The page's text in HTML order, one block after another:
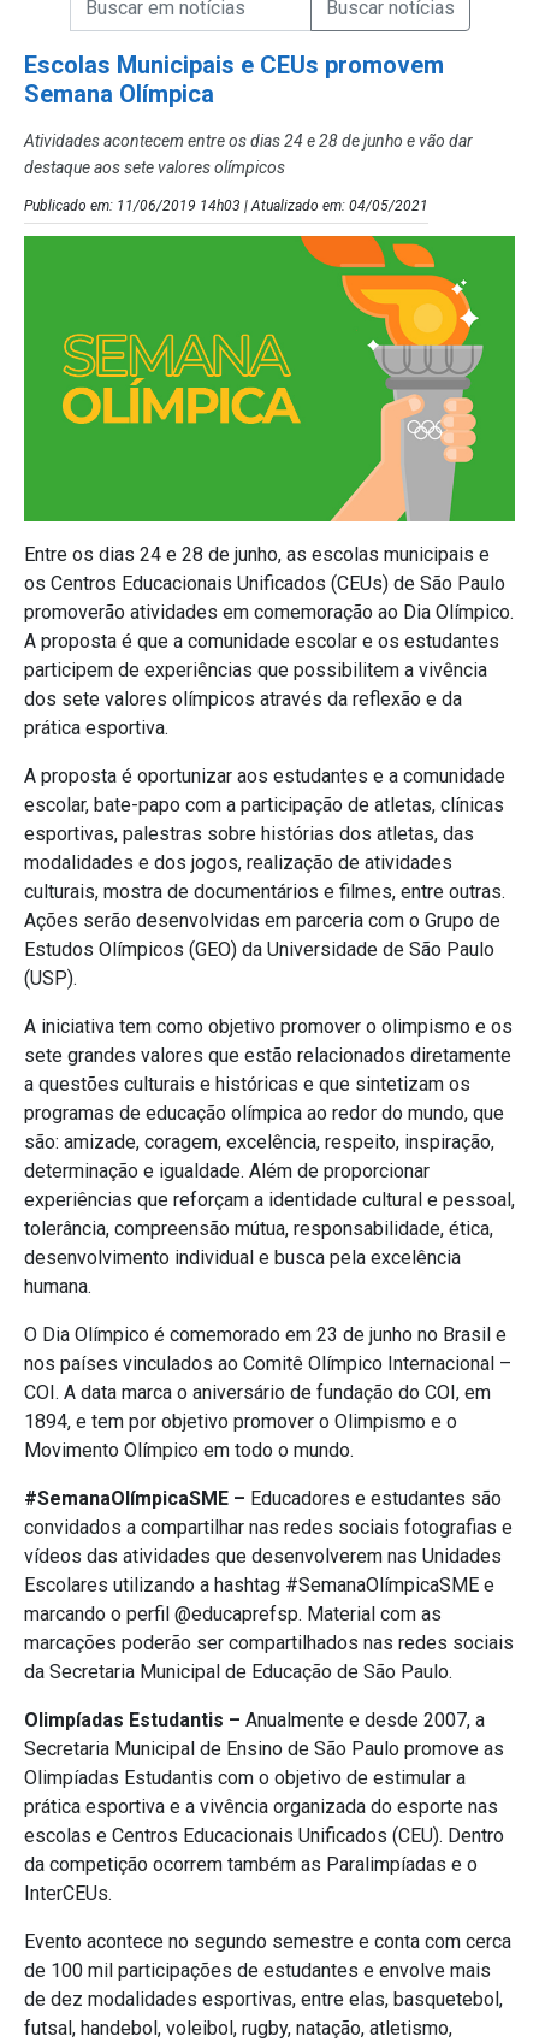
Escolas Municipais e CEUs promovem
Semana Olímpica
Atividades acontecem entre os dias 24 e 28 de junho e vão dar
destaque aos sete valores olímpicos
Publicado em: 11/06/2019 14h03 | Atualizado em: 04/05/2021
Entre os dias 24 e 28 de junho, as escolas municipais e
os Centros Educacionais Unificados (CEUs) de São Paulo
promoverão atividades em comemoração ao Dia Olímpico.
A proposta é que a comunidade escolar e os estudantes
participem de experiências que possibilitem a vivência
dos sete valores olímpicos através da reflexão e da
prática esportiva.
A proposta é oportunizar aos estudantes e a comunidade
escolar, bate-papo com a participação de atletas, clínicas
esportivas, palestras sobre histórias dos atletas, das
modalidades e dos jogos, realização de atividades
culturais, mostra de documentários e filmes, entre outras.
Ações serão desenvolvidas em parceria com o Grupo de
Estudos Olímpicos (GEO) da Universidade de São Paulo
(USP).
A iniciativa tem como objetivo promover o olimpismo e os
sete grandes valores que estão relacionados diretamente
a questões culturais e históricas e que sintetizam os
programas de educação olímpica ao redor do mundo, que
são: amizade, coragem, excelência, respeito, inspiração,
determinação e igualdade. Além de proporcionar
experiências que reforçam a identidade cultural e pessoal,
tolerância, compreensão mútua, responsabilidade, ética,
desenvolvimento individual e busca pela excelência
humana.
O Dia Olímpico é comemorado em 23 de junho no Brasil e
nos países vinculados ao Comitê Olímpico Internacional –
COI. A data marca o aniversário de fundação do COI, em
1894, e tem por objetivo promover o Olimpismo e o
Movimento Olímpico em todo o mundo.
#SemanaOlímpicaSME – Educadores e estudantes são
convidados a compartilhar nas redes sociais fotografias e
vídeos das atividades que desenvolverem nas Unidades
Escolares utilizando a hashtag #SemanaOlímpicaSME e
marcando o perfil @educaprefsp. Material com as
marcações poderão ser compartilhados nas redes sociais
da Secretaria Municipal de Educação de São Paulo.
Olimpíadas Estudantis – Anualmente e desde 2007, a
Secretaria Municipal de Ensino de São Paulo promove as
Olimpíadas Estudantis com o objetivo de estimular a
prática esportiva e a vivência organizada do esporte nas
escolas e Centros Educacionais Unificados (CEU). Dentro
da competição ocorrem também as Paralimpíadas e o
InterCEUs.
Evento acontece no segundo semestre e conta com cerca
de 100 mil participações de estudantes e envolve mais
de dez modalidades esportivas, entre elas, basquetebol,
futsal, handebol, voleibol, rugby, natação, atletismo,